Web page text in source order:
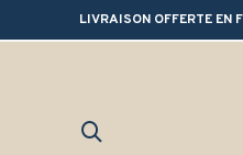
LIVRAISON OFFERTE EN